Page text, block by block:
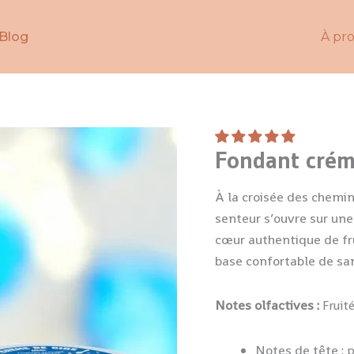
Blog À
Fondant
À la croisée des
senteur s’ouvre sur
cœur authentique de
base confortable de
Notes olfactives:
Notes de tête :
quantité
de
crémeux
schtroumpfs
bonbon